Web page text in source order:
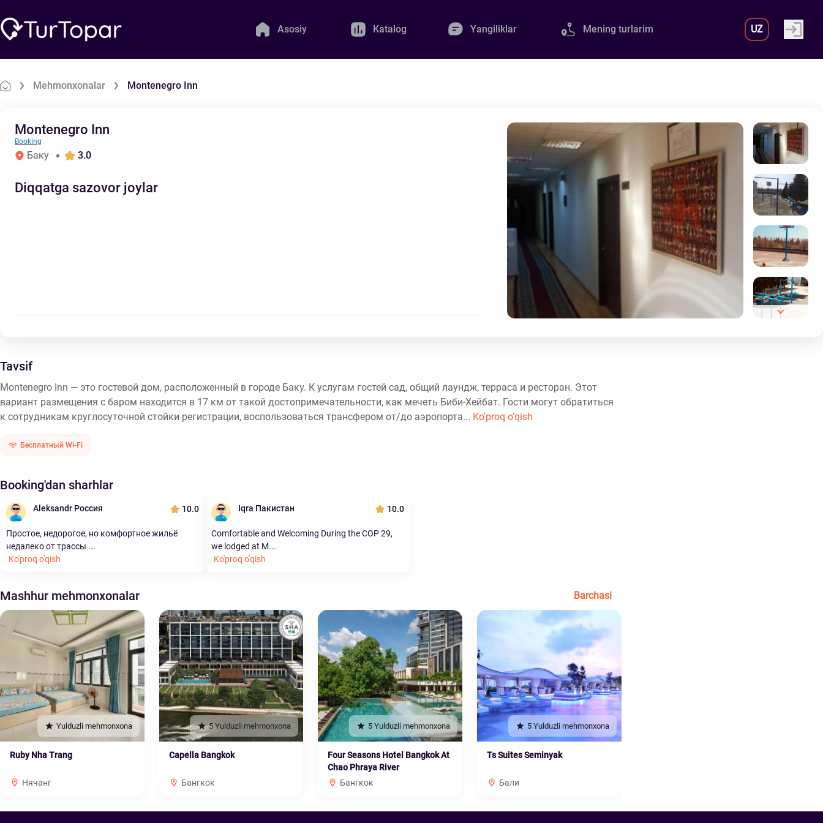
Asosiy Katalog Yangiliklar Mening turlarim UZ
Mehmonxonalar Montenegro Inn
Montenegro Inn
Booking
Баку 3.0
Diqqatga sazovor joylar
Tavsif
Montenegro Inn — это гостевой дом, расположенный в городе Баку. К услугам гостей сад, общий лаундж, терраса и ресторан. Этот
вариант размещения с баром находится в 17 км от такой достопримечательности, как мечеть Биби-Хейбат. Гости могут обратиться
к сотрудникам круглосуточной стойки регистрации, воспользоваться трансфером от/до аэропорта... Ko'proq o'qish
Бесплатный Wi-Fi
Booking'dan sharhlar
Aleksandr Россия 10.0
Простое, недорогое, но комфортное жильё
недалеко от трассы ...
Ko'proq o'qish
Iqra Пакистан 10.0
Comfortable and Welcoming During the COP 29,
we lodged at M...
Ko'proq o'qish
Mashhur mehmonxonalar Barchasi
Yulduzli mehmonxona
Ruby Nha Trang
Нячанг
5 Yulduzli mehmonxona
Capella Bangkok
Бангкок
5 Yulduzli mehmonxona
Four Seasons Hotel Bangkok At
Chao Phraya River
Бангкок
5 Yulduzli mehmonxona
Ts Suites Seminyak
Бали